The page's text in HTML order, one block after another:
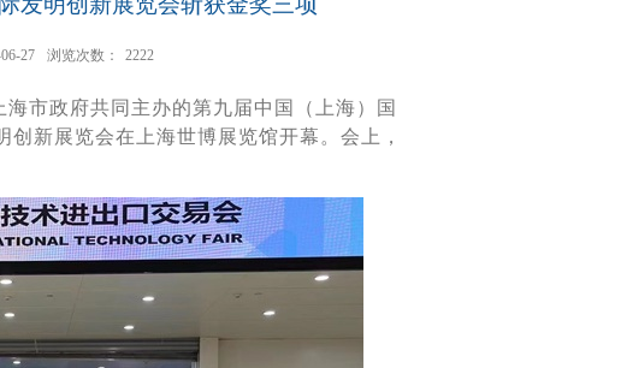
27 浏览次数： 2222
市政府共同主办的第九届中国（上海）国
新展览会在上海世博展览馆开幕。会上，